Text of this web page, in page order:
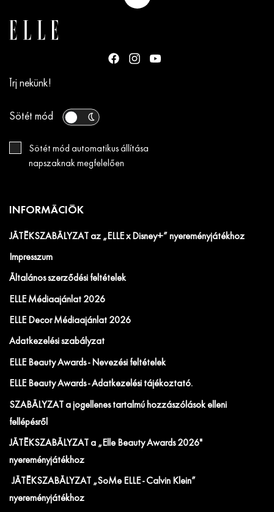
Írj nekünk!
Sötét mód
Sötét mód automatikus állítása
napszaknak megfelelően
INFORMÁCIÓK
JÁTÉKSZABÁLYZAT az „ELLE x Disney+” nyereményjátékhoz
Impresszum
Általános szerződési feltételek
ELLE Médiaajánlat 2026
ELLE Decor Médiaajánlat 2026
Adatkezelési szabályzat
ELLE Beauty Awards - Nevezési feltételek
ELLE Beauty Awards - Adatkezelési tájékoztató.
SZABÁLYZAT a jogellenes tartalmú hozzászólások elleni
fellépésről
JÁTÉKSZABÁLYZAT a „Elle Beauty Awards 2026"
nyereményjátékhoz
JÁTÉKSZABÁLYZAT „SoMe ELLE - Calvin Klein”
nyereményjátékhoz